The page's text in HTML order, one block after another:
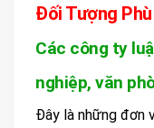
Đối Tượng
Các công ty
nghiệp, văn
Đây là những đơn